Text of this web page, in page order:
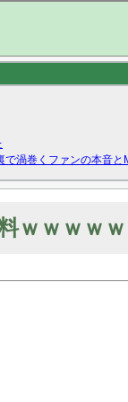
で渦巻くファンの本音と
ｗｗｗｗｗ